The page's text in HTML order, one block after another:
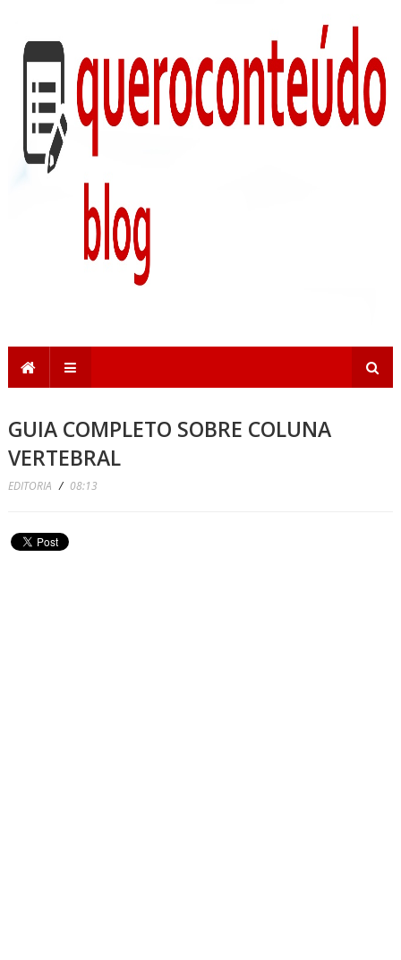
GUIA COMPLETO SOBRE COLUNA
VERTEBRAL
EDITORIA / 08:13